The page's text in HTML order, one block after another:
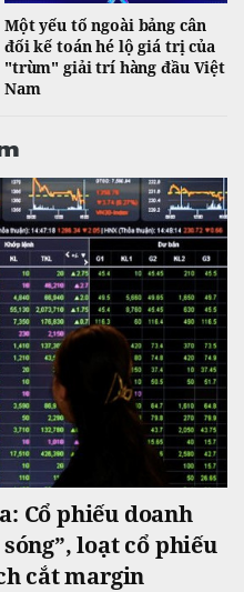
Một yếu tố ngoài bảng cân
đối kế toán hé lộ giá trị của
"trùm" giải trí hàng đầu Việt
Nam
Cổ phiếu doanh
loạt cổ phiếu
cắt margin